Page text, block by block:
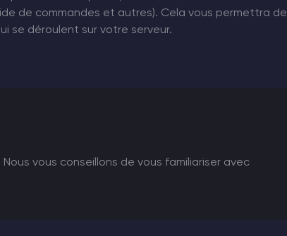
de commandes et autres). Cela vous permettra de
se déroulent sur votre serveur.
vous conseillons de vous familiariser avec